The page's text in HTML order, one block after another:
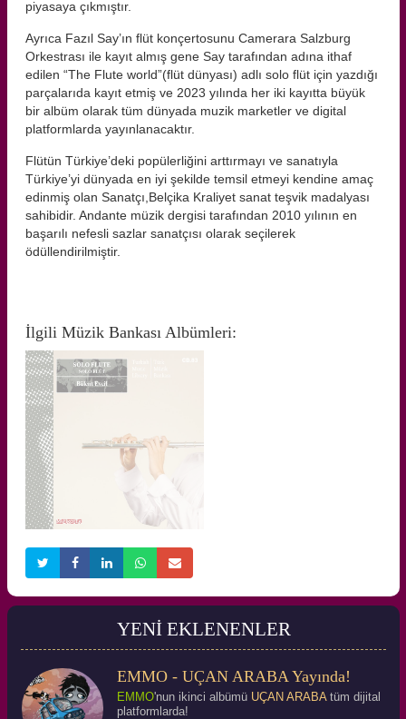
piyasaya çıkmıştır.
Ayrıca Fazıl Say’ın flüt konçertosunu Camerara Salzburg
Orkestrası ile kayıt almış gene Say tarafından adına ithaf
edilen “The Flute world”(flüt dünyası) adlı solo flüt için yazdığı
parçalarıda kayıt etmiş ve 2023 yılında her iki kayıtta büyük
bir albüm olarak tüm dünyada muzik marketler ve digital
platformlarda yayınlanacaktır.
Flütün Türkiye’deki popülerliğini arttırmayı ve sanatıyla
Türkiye’yi dünyada en iyi şekilde temsil etmeyi kendine amaç
edinmiş olan Sanatçı,Belçika Kraliyet sanat teşvik madalyası
sahibidir. Andante müzik dergisi tarafından 2010 yılının en
başarılı nefesli sazlar sanatçısı olarak seçilerek
ödüllendirilmiştir.
İlgili Müzik Bankası Albümleri:
SOLO FLÜT
Detaylı Bilgi
YENİ EKLENENLER
EMMO - UÇAN ARABA Yayında!
EMMO'nun ikinci albümü UÇAN ARABAtüm dijital
platformlarda!